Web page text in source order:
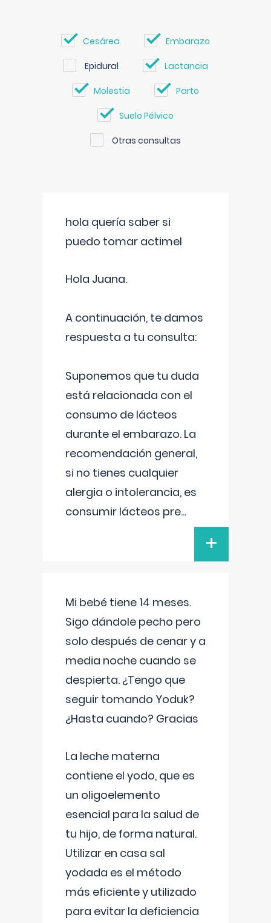
Cesárea Embarazo
Epidural Lactancia
Molestia Parto
Suelo Pélvico
Otras consultas
hola quería saber si
puedo tomar actimel
Hola Juana.
A continuación, te damos
respuesta a tu consulta:
Suponemos que tu duda
está relacionada con el
consumo de lácteos
durante el embarazo. La
recomendación general,
si no tienes cualquier
alergia o intolerancia, es
consumir lácteos pre...
+
Mi bebé tiene 14 meses.
Sigo dándole pecho pero
solo después de cenar y a
media noche cuando se
despierta. ¿Tengo que
seguir tomando Yoduk?
¿Hasta cuando? Gracias
La leche materna
contiene el yodo, que es
un oligoelemento
esencial para la salud de
tu hijo, de forma natural.
Utilizar en casa sal
yodada es el método
más eficiente y utilizado
para evitar la deficiencia